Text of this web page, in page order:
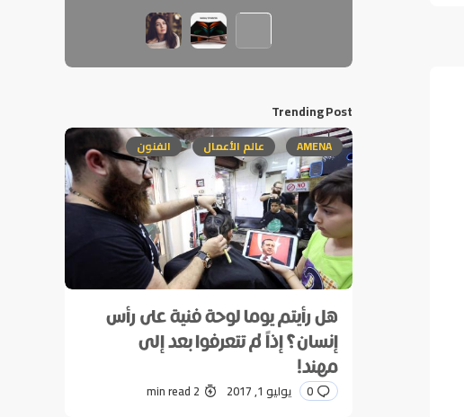
Trending Post
AMENA عالم الأعمال الفنون
هل رأيتم يوما لوحة فنية على رأس
إنسان؟ إذاً لم تتعرفوا بعد إلى
مهند!
0 يوليو 1, 2017 2 min read